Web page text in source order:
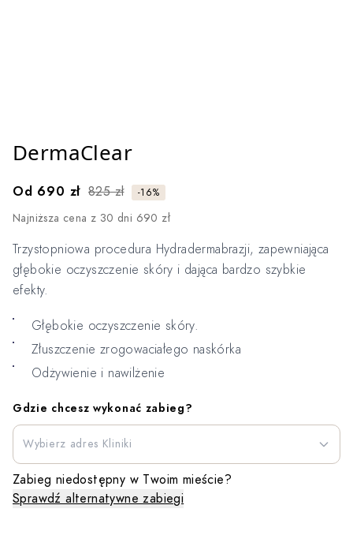
DermaClear
Od 690 zł 825 zł -16%
Najniższa cena z 30 dni 690 zł
Trzystopniowa procedura Hydradermabrazji, zapewniająca
głębokie oczyszczenie skóry i dająca bardzo szybkie
efekty.
Głębokie oczyszczenie skóry.
Złuszczenie zrogowaciałego naskórka
Odżywienie i nawilżenie
Gdzie chcesz wykonać zabieg?
Wybierz adres Kliniki
Zabieg niedostępny w Twoim mieście?
Sprawdź alternatywne zabiegi